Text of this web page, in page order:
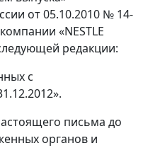
от 05.10.2010 № 14-
«NESTLE
редакции:
с
письма до
органов и